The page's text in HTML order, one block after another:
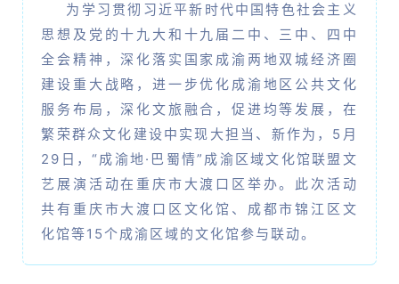
为学习贯彻习近平新时代中国特色社会主义
思想及党的十九大和十九届二中、三中、四中
全会精神，深化落实国家成渝两地双城经济圈
建设重大战略，进一步优化成渝地区公共文化
服务布局，深化文旅融合，促进均等发展，在
繁荣群众文化建设中实现大担当、新作为，5月
29日，“成渝地·巴蜀情”成渝区域文化馆联盟文
艺展演活动在重庆市大渡口区举办。此次活动
共有重庆市大渡口区文化馆、成都市锦江区文
化馆等15个成渝区域的文化馆参与联动。